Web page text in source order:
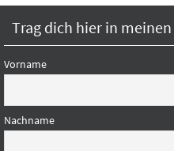
Trag dich hier in
Vorname
Nachname